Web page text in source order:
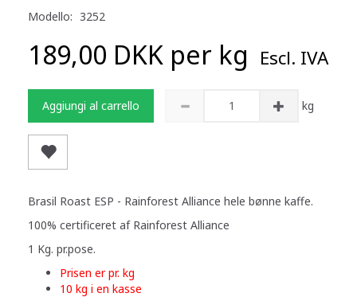
Modello: 3252
189,00 DKK per kg Escl. IVA
Aggiungi al carrello kg
Brasil Roast ESP - Rainforest Alliance hele bønne kaffe.
100% certificeret af Rainforest Alliance
1 Kg. pr.pose.
Prisen er pr. kg
10 kg i en kasse